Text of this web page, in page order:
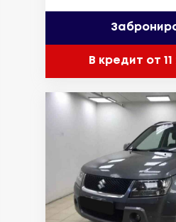
В кредит от